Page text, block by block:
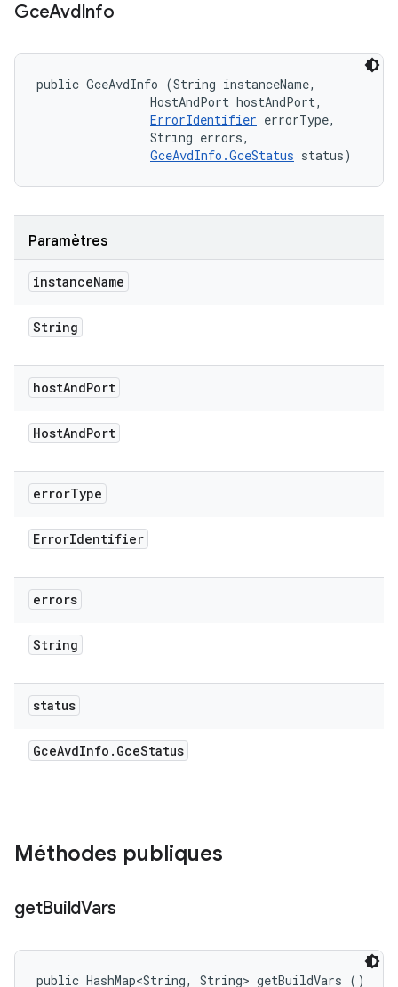
GceAvdInfo
public GceAvdInfo (String instanceName,
                HostAndPort hostAndPort,
ErrorIdentifier errorType,
                String errors,
GceAvdInfo.GceStatus status)
Paramètres
instanceName
String
hostAndPort
HostAndPort
errorType
ErrorIdentifier
errors
String
status
GceAvdInfo . GceStatus
Méthodes publiques
getBuildVars
public HashMap<String, String> getBuildVars ()